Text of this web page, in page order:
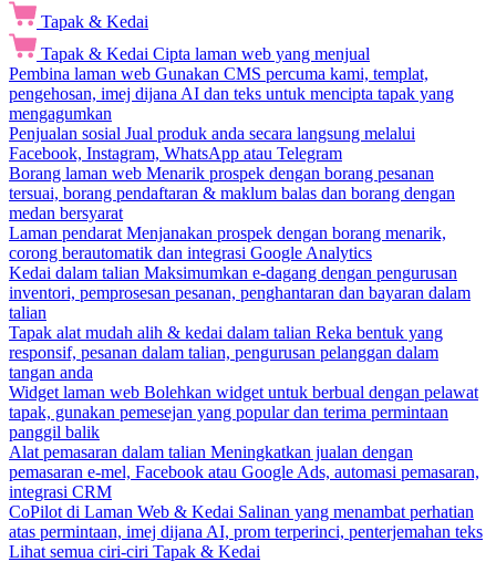
Tapak & Kedai
Tapak & Kedai Cipta laman web yang menjual
Pembina laman web Gunakan CMS percuma kami, templat,
pengehosan, imej dijana AI dan teks untuk mencipta tapak yang
mengagumkan
Penjualan sosial Jual produk anda secara langsung melalui
Facebook, Instagram, WhatsApp atau Telegram
Borang laman web Menarik prospek dengan borang pesanan
tersuai, borang pendaftaran & maklum balas dan borang dengan
medan bersyarat
Laman pendarat Menjanakan prospek dengan borang menarik,
corong berautomatik dan integrasi Google Analytics
Kedai dalam talian Maksimumkan e-dagang dengan pengurusan
inventori, pemprosesan pesanan, penghantaran dan bayaran dalam
talian
Tapak alat mudah alih & kedai dalam talian Reka bentuk yang
responsif, pesanan dalam talian, pengurusan pelanggan dalam
tangan anda
Widget laman web Bolehkan widget untuk berbual dengan pelawat
tapak, gunakan pemesejan yang popular dan terima permintaan
panggil balik
Alat pemasaran dalam talian Meningkatkan jualan dengan
pemasaran e-mel, Facebook atau Google Ads, automasi pemasaran,
integrasi CRM
CoPilot di Laman Web & Kedai Salinan yang menambat perhatian
atas permintaan, imej dijana AI, prom terperinci, penterjemahan teks
Lihat semua ciri-ciri Tapak & Kedai